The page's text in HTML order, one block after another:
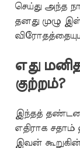
செய்து அந்த
தனது முழு
எது
குற்றம்?
இந்தத் தண்டனை
எதிராக
இவன்